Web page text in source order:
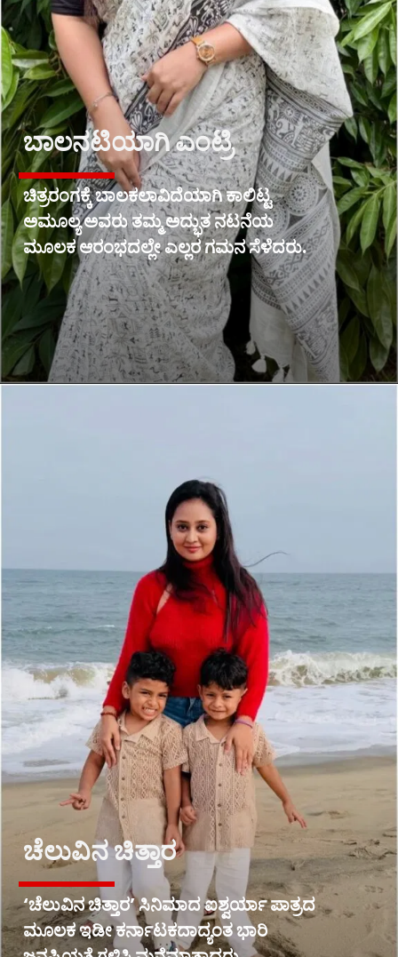
ಬಾಲನಟಿಯಾಗಿ ಎಂಟ್ರಿ
ಚಿತ್ರರಂಗಕ್ಕೆ ಬಾಲಕಲಾವಿದೆಯಾಗಿ ಕಾಲಿಟ್ಟ
ಅಮೂಲ್ಯ ಅವರು ತಮ್ಮ ಅದ್ಭುತ ನಟನೆಯ
ಮೂಲಕ ಆರಂಭದಲ್ಲೇ ಎಲ್ಲರ ಗಮನ ಸೆಳೆದರು.
ಚೆಲುವಿನ ಚಿತ್ತಾರ
‘ಚೆಲುವಿನ ಚಿತ್ತಾರ’ ಸಿನಿಮಾದ ಐಶ್ವರ್ಯಾ ಪಾತ್ರದ
ಮೂಲಕ ಇಡೀ ಕರ್ನಾಟಕದಾದ್ಯಂತ ಭಾರಿ